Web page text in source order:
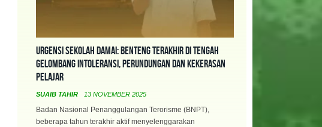
Urgensi Sekolah Damai: Benteng Terakhir di Tengah
Gelombang Intoleransi, Perundungan dan Kekerasan
Pelajar
SUAIB TAHIR 13 NOVEMBER 2025
Badan Nasional Penanggulangan Terorisme (BNPT),
beberapa tahun terakhir aktif menyelenggarakan